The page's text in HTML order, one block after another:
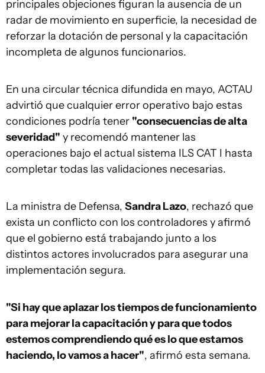
principales objeciones figuran la ausencia de un
radar de movimiento en superficie, la necesidad de
reforzar la dotación de personal y la capacitación
incompleta de algunos funcionarios.
En una circular técnica difundida en mayo, ACTAU
advirtió que cualquier error operativo bajo estas
condiciones podría tener "consecuencias de alta
severidad" y recomendó mantener las
operaciones bajo el actual sistema ILS CAT I hasta
completar todas las validaciones necesarias.
La ministra de Defensa, Sandra Lazo, rechazó que
exista un conflicto con los controladores y afirmó
que el gobierno está trabajando junto a los
distintos actores involucrados para asegurar una
implementación segura.
"Si hay que aplazar los tiempos de funcionamiento
para mejorar la capacitación y para que todos
estemos comprendiendo qué es lo que estamos
haciendo, lo vamos a hacer", afirmó esta semana.